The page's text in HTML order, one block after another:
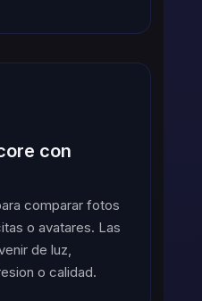
con
comparar fotos
o avatares. Las
de luz,
o calidad.